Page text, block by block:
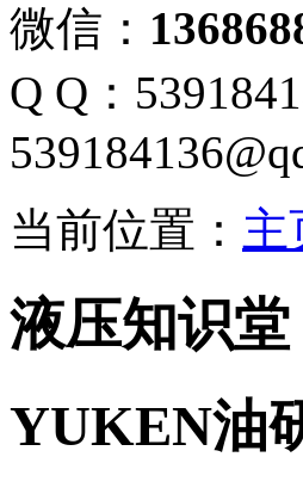
微信：
Q Q：
当前位置： 主
液压知识堂
YUKEN油